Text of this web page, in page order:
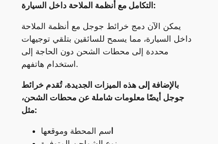
التكامل مع أنظمة الملاحة داخل السيارة:
يمكن الآن دمج خرائط جوجل مع أنظمة الملاحة
داخل السيارة، مما يسمح للسائقين بتلقي توجيهات
محددة إلى محطات الشحن دون الحاجة إلى
استخدام هاتفهم.
بالإضافة إلى هذه الميزات الجديدة، تُقدم خرائط
جوجل أيضًا معلومات شاملة عن محطات الشحن،
مثل:
اسم المحطة وموقعها